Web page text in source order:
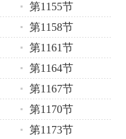
第1155节
第1158节
第1161节
第1164节
第1167节
第1170节
第1173节